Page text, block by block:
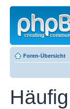
Foren-Übersicht